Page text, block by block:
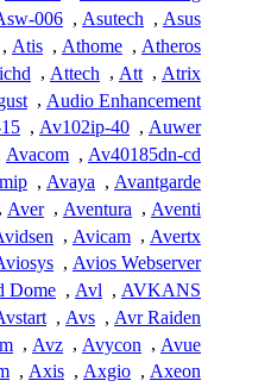
Asus
,
Asutech
,
006
Atheros
,
Athome
,
Atis
,
Atrix
,
Att
,
Attech
,
Audio Enhancement
,
Auwer
,
Av102ip-40
,
Av40185dn-cd
,
Avacom
Avantgarde
,
Avaya
,
Aventi
,
Aventura
,
Aver
,
Avertx
,
Avicam
,
Avios Webserver
,
AVKANS
,
Avl
,
Dome
Avr Raiden
,
Avs
,
Avue
,
Avycon
,
Avz
,
Axeon
,
Axgio
,
Axis
,